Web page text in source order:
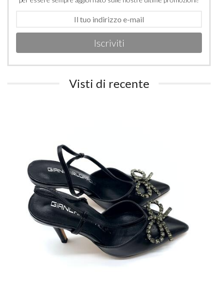
Iscriviti
Visti di recente